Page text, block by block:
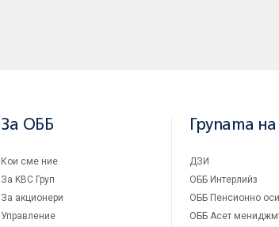
За ОББ
Кои сме ние
За KBC Груп
За акционери
Управление
Групата на
ДЗИ
ОББ Интерлийз
ОББ Пенсионно
ОББ Асет